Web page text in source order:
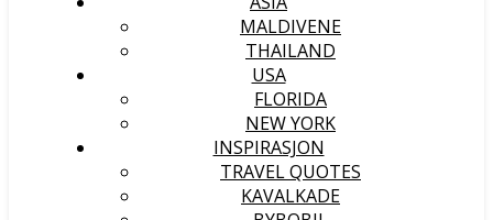
MALDIVENE
THAILAND
USA
FLORIDA
NEW YORK
INSPIRASJON
TRAVEL QUOTES
KAVALKADE